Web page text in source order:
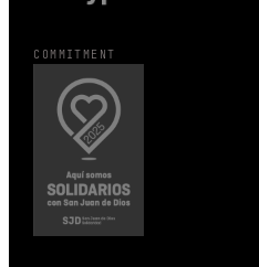
COMMITMENT